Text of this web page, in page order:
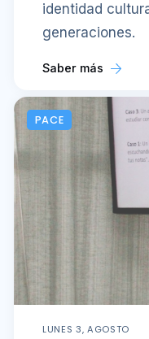
identidad
generaciones.
Saber más
PACE
LUNES 3, AGOSTO